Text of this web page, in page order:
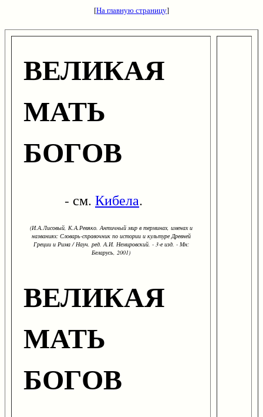
[На главную страницу]
ВЕЛИКАЯ
МАТЬ
БОГОВ
- см. Кибела.
(И.А.Лисовый, К.А.Ревяко. Античный мир в терминах, именах и
названиях: Словарь-справочник по истории и культуре Древней
Греции и Рима / Науч. ред. А.И. Немировский. - 3-е изд. - Мн:
Беларусь, 2001)
ВЕЛИКАЯ
МАТЬ
БОГОВ